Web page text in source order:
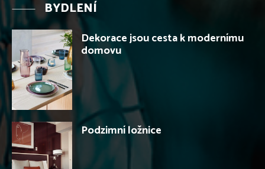
BYDLENÍ
Dekorace jsou cesta k modernímu
domovu
Podzimní ložnice